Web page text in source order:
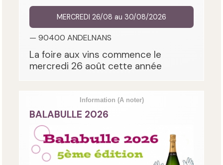
MERCREDI 26/08 au 30/08/2026
— 90400 ANDELNANS
La foire aux vins commence le
mercredi 26 août cette année
Information (A noter)
BALABULLE 2026